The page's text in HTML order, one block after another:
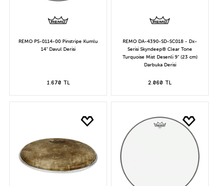
REMO PS-0114-00 Pinstripe Kumlu
14" Davul Derisi
1.670 TL
REMO DA-4390-SD-SC018 - Dx-
Serisi Skyndeep® Clear Tone
Turquoise Mist Desenli 9" (23 cm)
Darbuka Derisi
2.060 TL